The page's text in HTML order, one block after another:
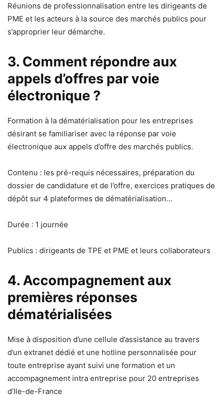
Réunions de professionnalisation entre les dirigeants de
PME et les acteurs à la source des marchés publics pour
s’approprier leur démarche.
3. Comment répondre aux
appels d’offres par voie
électronique ?
Formation à la dématérialisation pour les entreprises
désirant se familiariser avec la réponse par voie
électronique aux appels d’offre des marchés publics.
Contenu : les pré-requis nécessaires, préparation du
dossier de candidature et de l’offre, exercices pratiques de
dépôt sur 4 plateformes de dématérialisation…
Durée : 1 journée
Publics : dirigeants de TPE et PME et leurs collaborateurs
4. Accompagnement aux
premières réponses
dématérialisées
Mise à disposition d’une cellule d’assistance au travers
d’un extranet dédié et une hotline personnalisée pour
toute entreprise ayant suivi une formation et un
accompagnement intra entreprise pour 20 entreprises
d’Ile-de-France